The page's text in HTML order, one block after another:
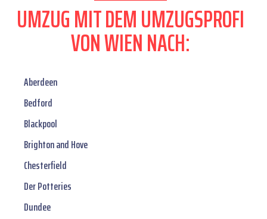
UMZUG MIT DEM UMZUGSPROFI
VON WIEN NACH:
Aberdeen
Bedford
Blackpool
Brighton and Hove
Chesterfield
Der Potteries
Dundee